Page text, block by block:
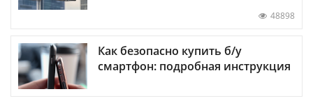
48898
Как безопасно купить б/у
смартфон: подробная инструкция